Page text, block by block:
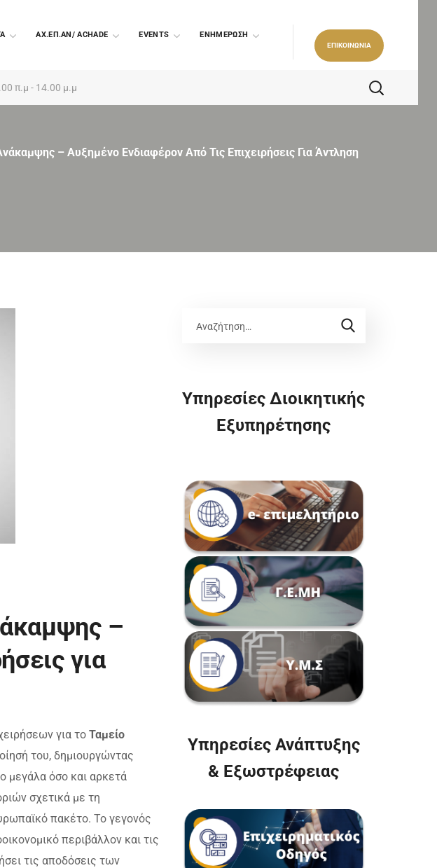
ΑΧ.ΕΠ.ΑΝ/ ACHADE EVENTS ΕΝΗΜΕΡΩΣΗ
ΕΠΙΚΟΙΝΩΝΙΑ
π.μ - 14.00 μ.μ
– Αυξημένο Ενδιαφέρον Από Τις Επιχειρήσεις Για Άντληση
–
για
για το Ταμείο
του, δημιουργώντας
μεγάλα όσο και αρκετά
σχετικά με τη
πακέτο. Το γεγονός
περιβάλλον και τις
τις αποδόσεις των
Υπηρεσίες Διοικητικής
Εξυπηρέτησης
Υπηρεσίες Ανάπτυξης
& Εξωστρέφειας